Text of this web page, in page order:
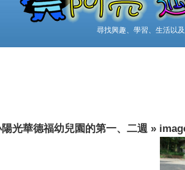
尋找興趣、學習、生活以
光華德福幼兒園的第一、二週 »